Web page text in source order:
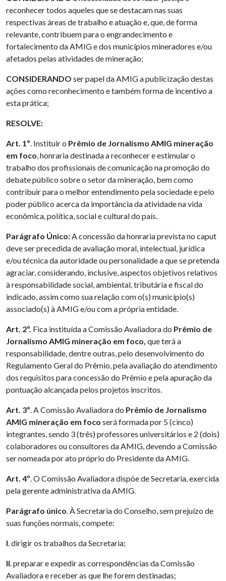
reconhecer todos aqueles que se destacam nas suas
respectivas áreas de trabalho e atuação e, que, de forma
relevante, contribuem para o engrandecimento e
fortalecimento da AMIG e dos municípios mineradores e/ou
afetados pelas atividades de mineração;
CONSIDERANDO ser papel da AMIG a publicização destas
ações como reconhecimento e também forma de incentivo a
esta prática;
RESOLVE:
Art. 1º. Instituir o Prêmio de Jornalismo AMIG mineração
em foco, honraria destinada a reconhecer e estimular o
trabalho dos profissionais de comunicação na promoção do
debate público sobre o setor da mineração, bem como
contribuir para o melhor entendimento pela sociedade e pelo
poder público acerca da importância da atividade na vida
econômica, política, social e cultural do país.
Parágrafo Único:A concessão da honraria prevista no caput
deve ser precedida de avaliação moral, intelectual, jurídica
e/ou técnica da autoridade ou personalidade a que se pretenda
agraciar, considerando, inclusive, aspectos objetivos relativos
à responsabilidade social, ambiental, tributária e fiscal do
indicado, assim como sua relação com o(s) município(s)
associado(s) à AMIG e/ou com a própria entidade.
Art. 2º. Fica instituída a Comissão Avaliadora do Prêmio de
Jornalismo AMIG mineração em foco, queterá a
responsabilidade, dentre outras, pelo desenvolvimento do
Regulamento Geral do Prêmio, pela avaliação do atendimento
dos requisitos para concessão do Prêmio e pela apuração da
pontuação alcançada pelos projetos inscritos.
Art. 3º. A Comissão Avaliadora do Prêmio de Jornalismo
AMIG mineração em foco será formada por 5 (cinco)
integrantes, sendo 3 (três) professores universitários e 2 (dois)
colaboradores ou consultores da AMIG, devendo a Comissão
ser nomeada por ato próprio do Presidente da AMIG.
Art. 4º. O Comissão Avaliadora dispõe de Secretaria, exercida
pela gerente administrativa da AMIG.
Parágrafo único. À Secretaria do Conselho, sem prejuízo de
suas funções normais, compete:
I. dirigir os trabalhos da Secretaria;
II. preparar e expedir as correspondências da Comissão
Avaliadora e receber as que lhe forem destinadas;